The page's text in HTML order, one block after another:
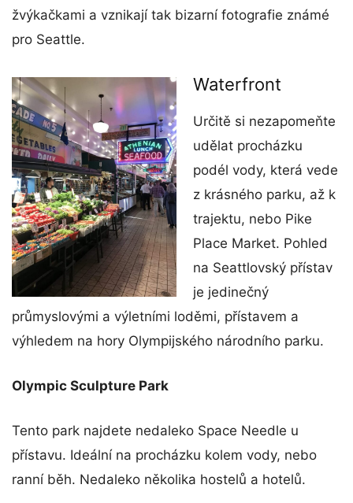
žvýkačkami a vznikají tak bizarní fotografie známé
pro Seattle.
Waterfront
Určitě si nezapomeňte
udělat procházku
podél vody, která vede
z krásného parku, až k
trajektu, nebo Pike
Place Market. Pohled
na Seattlovský přístav
je jedinečný
průmyslovými a výletními loděmi, přístavem a
výhledem na hory Olympijského národního parku.
Olympic Sculpture Park
Tento park najdete nedaleko Space Needle u
přístavu. Ideální na procházku kolem vody, nebo
ranní běh. Nedaleko několika hostelů a hotelů.